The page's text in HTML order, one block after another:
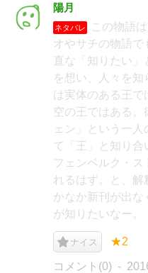
陽月
ネタバレ
この物語
オやサチの物語
直な「知りたい
を想い、人々を
は実体のある王で
空の王ではある
ェン」という一
て「王」と知り合
フェンベルク・
れるはず。と、解
かなか新刊が出な
が知りたいなー。
ナイス ★2
コメント(0)